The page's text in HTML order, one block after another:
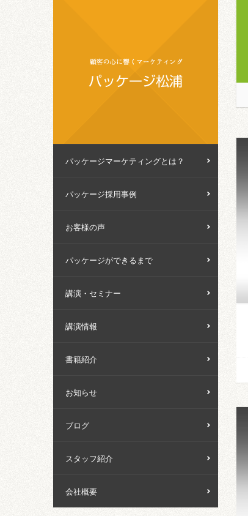
パッケージマーケティングとは？
パッケージ採用事例
お客様の声
パッケージができるまで
講演・セミナー
講演情報
書籍紹介
お知らせ
ブログ
スタッフ紹介
会社概要